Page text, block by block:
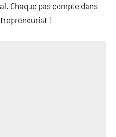
Chaque pas compte dans
!